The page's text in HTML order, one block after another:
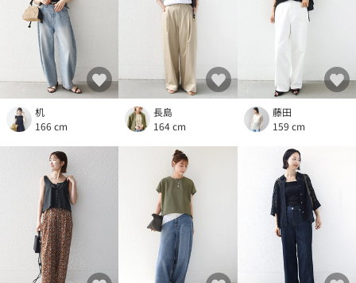
机
166 cm
長島
164 cm
藤田
159 cm